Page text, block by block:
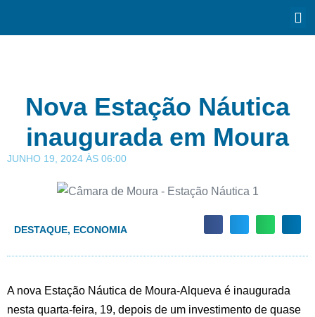
Nova Estação Náutica
inaugurada em Moura
JUNHO 19, 2024 ÀS 06:00
DESTAQUE, ECONOMIA
A nova Estação Náutica de Moura-Alqueva é inaugurada
nesta quarta-feira, 19, depois de um investimento de quase